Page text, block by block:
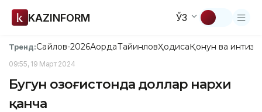
KAZINFORM ЎЗ
Тренд:Сайлов-2026АқордаТайинловҲодисаҚонун ва
09:55, 19 Март 2024
Бугун Қозоғистонда доллар нархи
қанча